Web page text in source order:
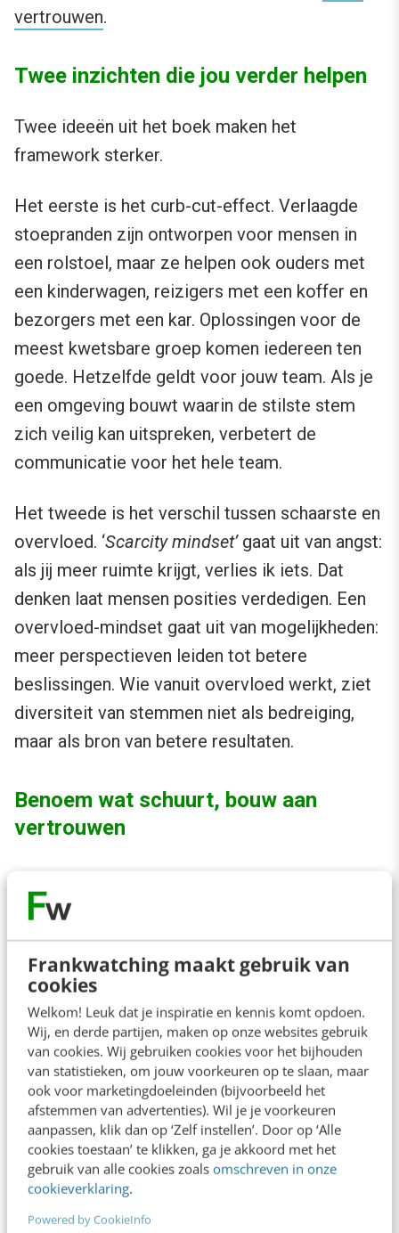
Frankwatching maakt gebruik van
cookies
Welkom! Leuk dat je inspiratie en kennis komt opdoen.
Wij, en derde partijen, maken op onze websites gebruik
van cookies. Wij gebruiken cookies voor het bijhouden
van statistieken, om jouw voorkeuren op te slaan, maar
ook voor marketingdoeleinden (bijvoorbeeld het
afstemmen van advertenties). Wil je je voorkeuren
aanpassen, klik dan op ‘Zelf instellen’. Door op ‘Alle
cookies toestaan’ te klikken, ga je akkoord met het
gebruik van alle cookies zoals omschreven in onze
cookieverklaring.
Powered by CookieInfo
vertrouwen.
Twee inzichten die jou verder helpen
Twee ideeën uit het boek maken het
framework sterker.
Het eerste is het curb-cut-effect. Verlaagde
stoepranden zijn ontworpen voor mensen in
een rolstoel, maar ze helpen ook ouders met
een kinderwagen, reizigers met een koffer en
bezorgers met een kar. Oplossingen voor de
meest kwetsbare groep komen iedereen ten
goede. Hetzelfde geldt voor jouw team. Als je
een omgeving bouwt waarin de stilste stem
zich veilig kan uitspreken, verbetert de
communicatie voor het hele team.
Het tweede is het verschil tussen schaarste en
overvloed. ‘Scarcity mindset’gaat uit van angst:
als jij meer ruimte krijgt, verlies ik iets. Dat
denken laat mensen posities verdedigen. Een
overvloed-mindset gaat uit van mogelijkheden:
meer perspectieven leiden tot betere
beslissingen. Wie vanuit overvloed werkt, ziet
diversiteit van stemmen niet als bedreiging,
maar als bron van betere resultaten.
Benoem wat schuurt, bouw aan
vertrouwen
gereedschapskist van elke leider en elk teamlid
dat effectief wil samenwerken. Het boek laat
zien waarom aardig zijn niet hetzelfde is als
eerlijkheid, en waarom stilte je team uiteindelijk
duur komt te staan. Barger geeft je concrete
handvatten voor moedige gesprekken die iets
opleveren, zonder de ander uit het oog te
verliezen.
Je leert hoe je benoemt wat schuurt, omgaat
met ongemak en een heldere afspraak maakt in
plaats van een vaag compromis. Zo wordt